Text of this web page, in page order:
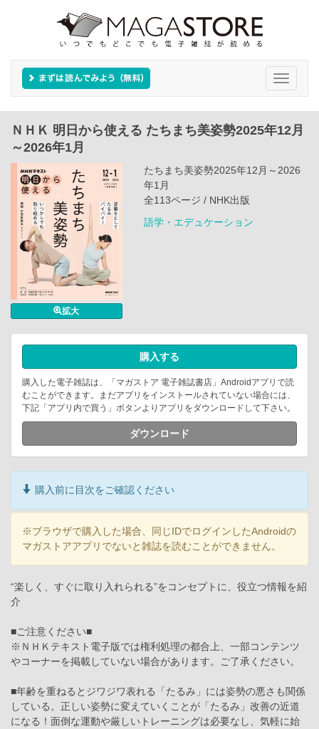
Toggle
ＮＨＫ 明日から使える たちまち美姿勢2025年12月
～2026年1月
拡大
たちまち美姿勢2025年12月～2026
年1月
全113ページ / NHK出版
語学・エデュケーション
購入する
購入した電子雑誌は、「マガストア 電子雑誌書店」Androidアプリで読
むことができます。まだアプリをインストールされていない場合には、
下記「アプリ内で買う」ボタンよりアプリをダウンロードして下さい。
ダウンロード
購入前に目次をご確認ください
※ブラウザで購入した場合、同じIDでログインしたAndroidの
マガストアアプリでないと雑誌を読むことができません。
“楽しく、すぐに取り入れられる”をコンセプトに、役立つ情報を紹
介
■ご注意ください■
※ＮＨＫテキスト電子版では権利処理の都合上、一部コンテンツ
やコーナーを掲載していない場合があります。ご了承ください。
■年齢を重ねるとジワジワ表れる「たるみ」には姿勢の悪さも関係
している。正しい姿勢に変えていくことが「たるみ」改善の近道
になる！面倒な運動や厳しいトレーニングは必要なし、気軽に始